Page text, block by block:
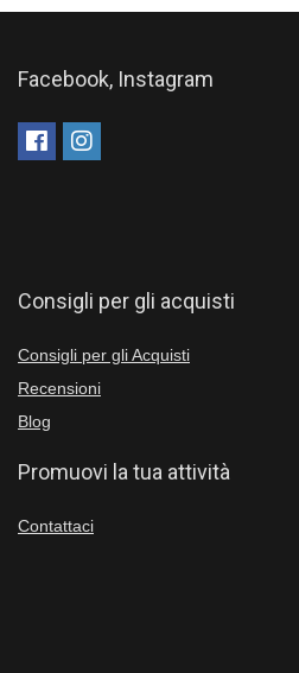
Facebook, Instagram
Consigli per gli acquisti
Consigli per gli Acquisti
Recensioni
Blog
Promuovi la tua attività
Contattaci